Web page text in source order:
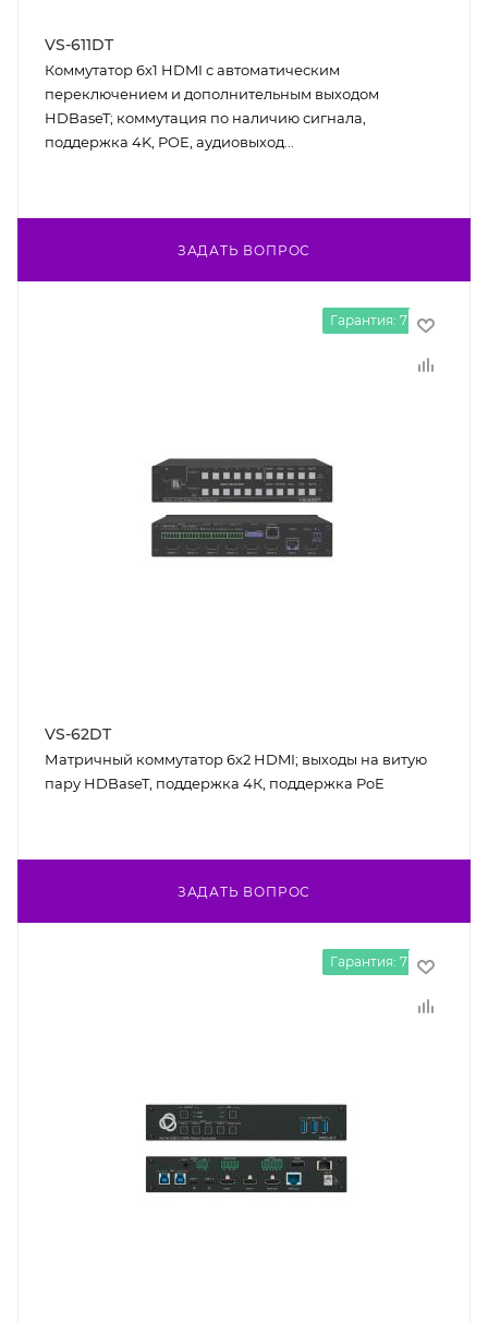
VS-611DT
Коммутатор 6х1 HDMI с автоматическим
переключением и дополнительным выходом
HDBaseT; коммутация по наличию сигнала,
поддержка 4K, POE, аудиовыход...
ЗАДАТЬ ВОПРОС
Гарантия: 7 лет
VS-62DT
Матричный коммутатор 6х2 HDMI; выходы на витую
пару HDBaseT, поддержка 4К, поддержка PoE
ЗАДАТЬ ВОПРОС
Гарантия: 7 лет